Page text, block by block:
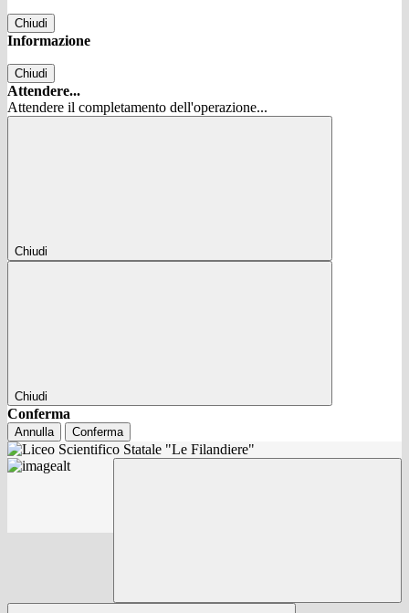
Chiudi
Informazione
Chiudi
Attendere...
Attendere il completamento dell'operazione...
Chiudi
Chiudi
Conferma
Annulla Conferma